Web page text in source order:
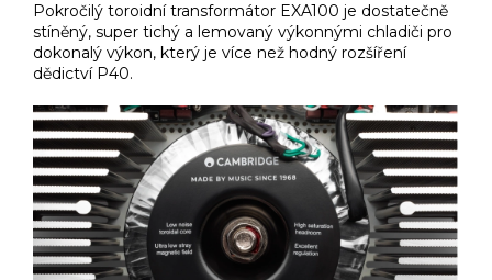
Pokročilý toroidní transformátor EXA100 je dostatečně
stíněný, super tichý a lemovaný výkonnými chladiči pro
dokonalý výkon, který je více než hodný rozšíření
dědictví P40.